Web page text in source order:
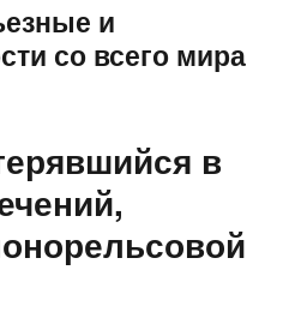
и
со всего мира
в